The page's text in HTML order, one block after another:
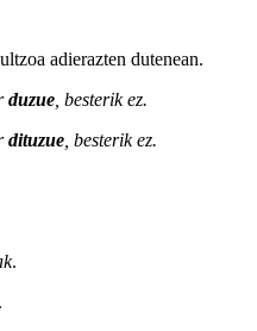
adierazten dutenean.
duzue , besterik ez.
dituzue , besterik ez.
.